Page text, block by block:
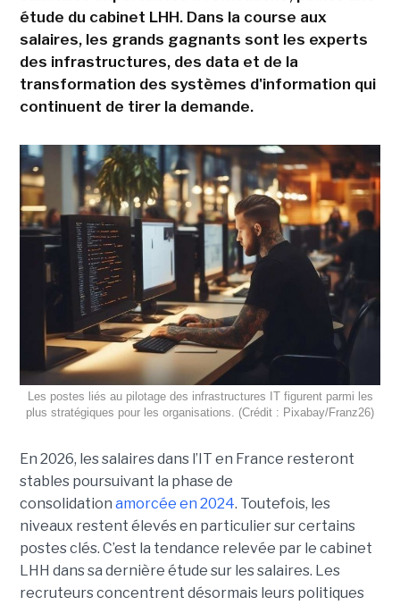
étude du cabinet LHH. Dans la course aux
salaires, les grands gagnants sont les experts
des infrastructures, des data et de la
transformation des systèmes d'information qui
continuent de tirer la demande.
Les postes liés au pilotage des infrastructures IT figurent parmi les
plus stratégiques pour les organisations. (Crédit : Pixabay/Franz26)
En 2026, les salaires dans l’IT en France resteront
stables poursuivant la phase de
consolidation amorcée en 2024. Toutefois, les
niveaux restent élevés en particulier sur certains
postes clés. C’est la tendance relevée par le cabinet
LHH dans sa dernière étude sur les salaires. Les
recruteurs concentrent désormais leurs politiques